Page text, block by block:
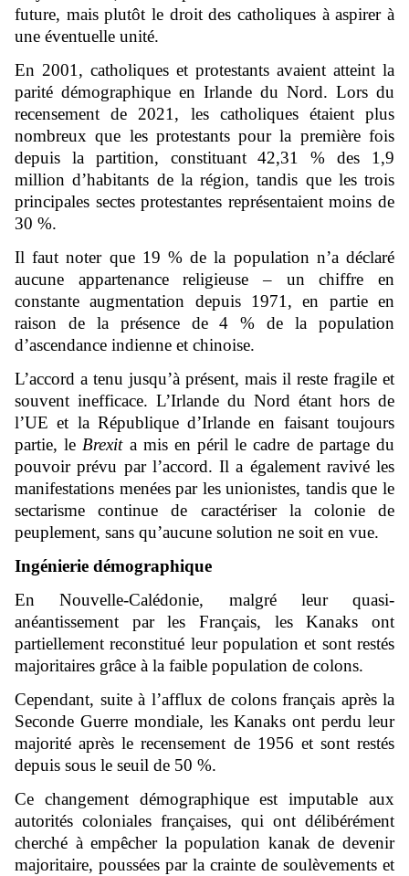
future, mais plutôt le droit des catholiques à aspirer à
une éventuelle unité.
En 2001, catholiques et protestants avaient atteint la
parité démographique en Irlande du Nord. Lors du
recensement de 2021, les catholiques étaient plus
nombreux que les protestants pour la première fois
depuis la partition, constituant 42,31 % des 1,9
million d’habitants de la région, tandis que les trois
principales sectes protestantes représentaient moins de
30 %.
Il faut noter que 19 % de la population n’a déclaré
aucune appartenance religieuse – un chiffre en
constante augmentation depuis 1971, en partie en
raison de la présence de 4 % de la population
d’ascendance indienne et chinoise.
L’accord a tenu jusqu’à présent, mais il reste fragile et
souvent inefficace. L’Irlande du Nord étant hors de
l’UE et la République d’Irlande en faisant toujours
partie, le Brexita mis en péril le cadre de partage du
pouvoir prévu par l’accord. Il a également ravivé les
manifestations menées par les unionistes, tandis que le
sectarisme continue de caractériser la colonie de
peuplement, sans qu’aucune solution ne soit en vue.
Ingénierie démographique
En Nouvelle-Calédonie, malgré leur quasi-
anéantissement par les Français, les Kanaks ont
partiellement reconstitué leur population et sont restés
majoritaires grâce à la faible population de colons.
Cependant, suite à l’afflux de colons français après la
Seconde Guerre mondiale, les Kanaks ont perdu leur
majorité après le recensement de 1956 et sont restés
depuis sous le seuil de 50 %.
Ce changement démographique est imputable aux
autorités coloniales françaises, qui ont délibérément
cherché à empêcher la population kanak de devenir
majoritaire, poussées par la crainte de soulèvements et